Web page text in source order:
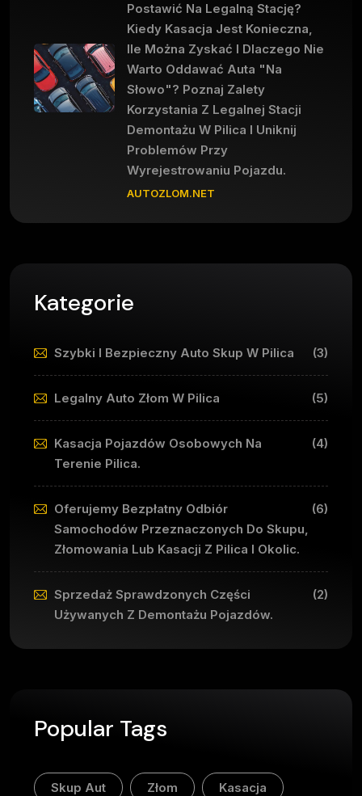
Postawić Na Legalną Stację?
Kiedy Kasacja Jest Konieczna,
Ile Można Zyskać I Dlaczego Nie
Warto Oddawać Auta "na
Słowo"? Poznaj Zalety
Korzystania Z Legalnej Stacji
Demontażu W Pilica I Uniknij
Problemów Przy
Wyrejestrowaniu Pojazdu.
AUTOZLOM.NET
Kategorie
Szybki I Bezpieczny Auto Skup W Pilica (3)
Legalny Auto Złom W Pilica (5)
Kasacja Pojazdów Osobowych Na
Terenie Pilica.
(4)
Oferujemy Bezpłatny Odbiór
Samochodów Przeznaczonych Do Skupu,
Złomowania Lub Kasacji Z Pilica I Okolic.
(6)
Sprzedaż Sprawdzonych Części
Używanych Z Demontażu Pojazdów.
(2)
Popular Tags
Skup Aut Złom Kasacja